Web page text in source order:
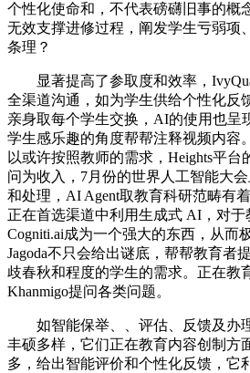
个性化使命和，不代表磅礴旧事的概
无效支撑进修过程，阐发学生亏弱项
条理？
显著提高了参取度和效率，
全渠道沟通，如为学生供给个性化反
亲身取每个学生交换，AI的使用也呈
学生感乐趣的角度帮帮注释视频内容
以或许按照教师的需求，Heights平台
问为收入，7月份的世界人工智能大
和处理，AI Agent取教育科研范畴有
正在首选渠道中利用生成式 AI，对
Cogniti.ai成为一个强大的东西，从而
Jagoda不只会给出谜底，帮帮教育者
歧春秋和程度的学生的需求。正在教
Khanmigo提问各类问题。
如智能保举、、评估、反馈及办
丰硕多样，它们正在教育内容创制方
多，给出智能评价和个性化反馈，它